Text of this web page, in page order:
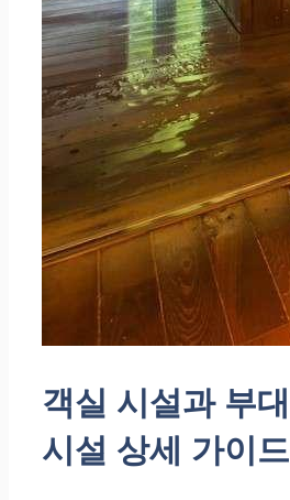
객실 시설과 부대
시설 상세 가이드